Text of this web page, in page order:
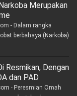
Merupakan
- Dalam rangka
berbahaya (Narkoba)
Resmikan, Dengan
dan PAD
- Peresmian Omah